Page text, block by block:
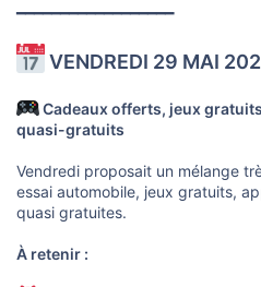
━━━━━━━━━━━━━━━━━━
VENDREDI 29 MAI
Cadeaux offerts, jeux
quasi-gratuits
Vendredi proposait un mélange
essai automobile, jeux gratuits,
quasi gratuites.
À retenir :